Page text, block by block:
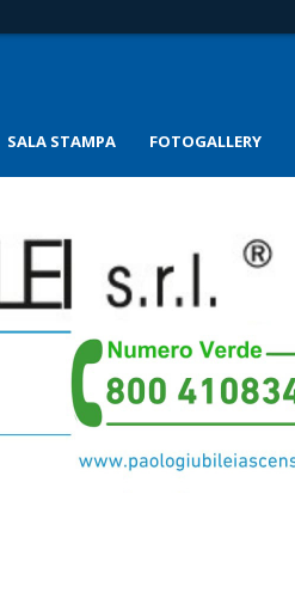
SALA STAMPA FOTOGALLERY